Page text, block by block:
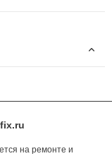
на ремонте и